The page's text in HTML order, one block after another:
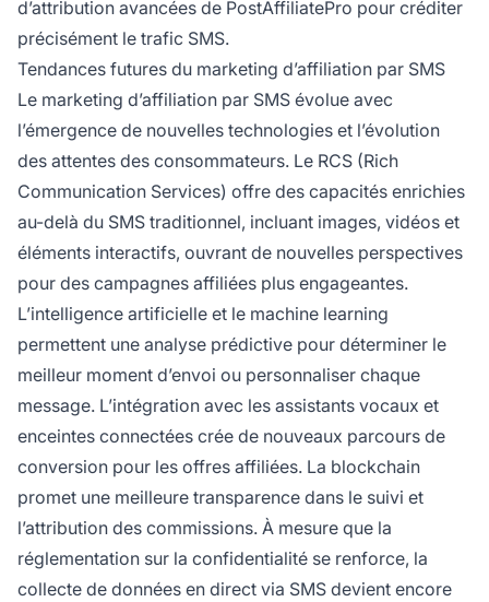
d’attribution avancées de PostAffiliatePro pour créditer
précisément le trafic SMS.
Tendances futures du marketing d’affiliation par SMS
Le marketing d’affiliation par SMS évolue avec
l’émergence de nouvelles technologies et l’évolution
des attentes des consommateurs. Le RCS (Rich
Communication Services) offre des capacités enrichies
au-delà du SMS traditionnel, incluant images, vidéos et
éléments interactifs, ouvrant de nouvelles perspectives
pour des campagnes affiliées plus engageantes.
L’intelligence artificielle et le machine learning
permettent une analyse prédictive pour déterminer le
meilleur moment d’envoi ou personnaliser chaque
message. L’intégration avec les assistants vocaux et
enceintes connectées crée de nouveaux parcours de
conversion pour les offres affiliées. La blockchain
promet une meilleure transparence dans le suivi et
l’attribution des commissions. À mesure que la
réglementation sur la confidentialité se renforce, la
collecte de données en direct via SMS devient encore